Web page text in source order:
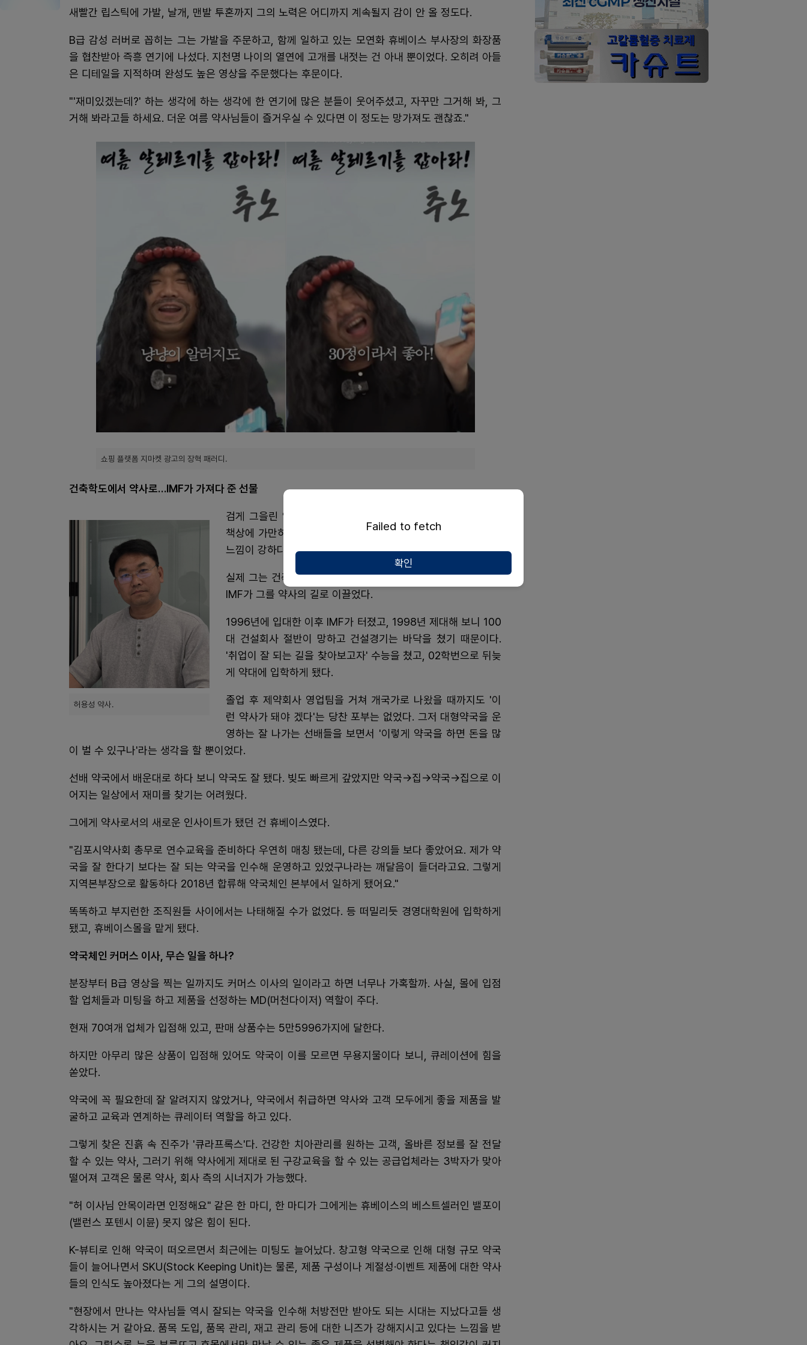
새빨간 립스틱에 가발, 날개, 맨발 투혼까지 그의 노력은 어디까지 계속될지 감이 안 올 정도다.
B급 감성 러버로 꼽히는 그는 가발을 주문하고, 함께 일하고 있는 모연화 휴베이스 부사장의 화장품
을 협찬받아 즉흥 연기에 나섰다. 지천명 나이의 열연에 고개를 내젓는 건 아내 뿐이었다. 오히려 아들
은 디테일을 지적하며 완성도 높은 영상을 주문했다는 후문이다.
"'재미있겠는데?' 하는 생각에 하는 생각에 한 연기에 많은 분들이 웃어주셨고, 자꾸만 그거해 봐, 그
거해 봐라고들 하세요. 더운 여름 약사님들이 즐거우실 수 있다면 이 정도는 망가져도 괜찮죠."
쇼핑 플랫폼 지마켓 광고의 장혁 패러디.
건축학도에서 약사로…IMF가 가져다 준 선물
허용성 약사.
검게 그을린 얼굴에 서글서글한 웃음. 가만 보면 그의 이미지는
책상에 가만히 앉아 책을 보고 연구하는 약사보다는 에너제틱한
느낌이 강하다.
실제 그는 건축학도를 꿈꾸던 사람 중 하나였다. 하지만 1997년
IMF가 그를 약사의 길로 이끌었다.
1996년에 입대한 이후 IMF가 터졌고, 1998년 제대해 보니 100
대 건설회사 절반이 망하고 건설경기는 바닥을 쳤기 때문이다.
'취업이 잘 되는 길을 찾아보고자' 수능을 쳤고, 02학번으로 뒤늦
게 약대에 입학하게 됐다.
졸업 후 제약회사 영업팀을 거쳐 개국가로 나왔을 때까지도 '이
런 약사가 돼야 겠다'는 당찬 포부는 없었다. 그저 대형약국을 운
영하는 잘 나가는 선배들을 보면서 '이렇게 약국을 하면 돈을 많
이 벌 수 있구나'라는 생각을 할 뿐이었다.
선배 약국에서 배운대로 하다 보니 약국도 잘 됐다. 빚도 빠르게 갚았지만 약국→집→약국→집으로 이
어지는 일상에서 재미를 찾기는 어려웠다.
그에게 약사로서의 새로운 인사이트가 됐던 건 휴베이스였다.
"김포시약사회 총무로 연수교육을 준비하다 우연히 매칭 됐는데, 다른 강의들 보다 좋았어요. 제가 약
국을 잘 한다기 보다는 잘 되는 약국을 인수해 운영하고 있었구나라는 깨달음이 들더라고요. 그렇게
지역본부장으로 활동하다 2018년 합류해 약국체인 본부에서 일하게 됐어요."
똑똑하고 부지런한 조직원들 사이에서는 나태해질 수가 없었다. 등 떠밀리듯 경영대학원에 입학하게
됐고, 휴베이스몰을 맡게 됐다.
약국체인 커머스 이사, 무슨 일을 하나?
분장부터 B급 영상을 찍는 일까지도 커머스 이사의 일이라고 하면 너무나 가혹할까. 사실, 몰에 입점
할 업체들과 미팅을 하고 제품을 선정하는 MD(머천다이저) 역할이 주다.
현재 70여개 업체가 입점해 있고, 판매 상품수는 5만5996가지에 달한다.
하지만 아무리 많은 상품이 입점해 있어도 약국이 이를 모르면 무용지물이다 보니, 큐레이션에 힘을
쏟았다.
약국에 꼭 필요한데 잘 알려지지 않았거나, 약국에서 취급하면 약사와 고객 모두에게 좋을 제품을 발
굴하고 교육과 연계하는 큐레이터 역할을 하고 있다.
그렇게 찾은 진흙 속 진주가 '큐라프록스'다. 건강한 치아관리를 원하는 고객, 올바른 정보를 잘 전달
할 수 있는 약사, 그러기 위해 약사에게 제대로 된 구강교육을 할 수 있는 공급업체라는 3박자가 맞아
떨어져 고객은 물론 약사, 회사 측의 시너지가 가능했다.
"허 이사님 안목이라면 인정해요" 같은 한 마디, 한 마디가 그에게는 휴베이스의 베스트셀러인 밸포이
(밸런스 포텐시 이뮨) 못지 않은 힘이 된다.
K-뷰티로 인해 약국이 떠오르면서 최근에는 미팅도 늘어났다. 창고형 약국으로 인해 대형 규모 약국
들이 늘어나면서 SKU(Stock Keeping Unit)는 물론, 제품 구성이나 계절성·이벤트 제품에 대한 약사
들의 인식도 높아졌다는 게 그의 설명이다.
"현장에서 만나는 약사님들 역시 잘되는 약국을 인수해 처방전만 받아도 되는 시대는 지났다고들 생
각하시는 거 같아요. 품목 도입, 품목 관리, 재고 관리 등에 대한 니즈가 강해지시고 있다는 느낌을 받
Failed to fetch
확인